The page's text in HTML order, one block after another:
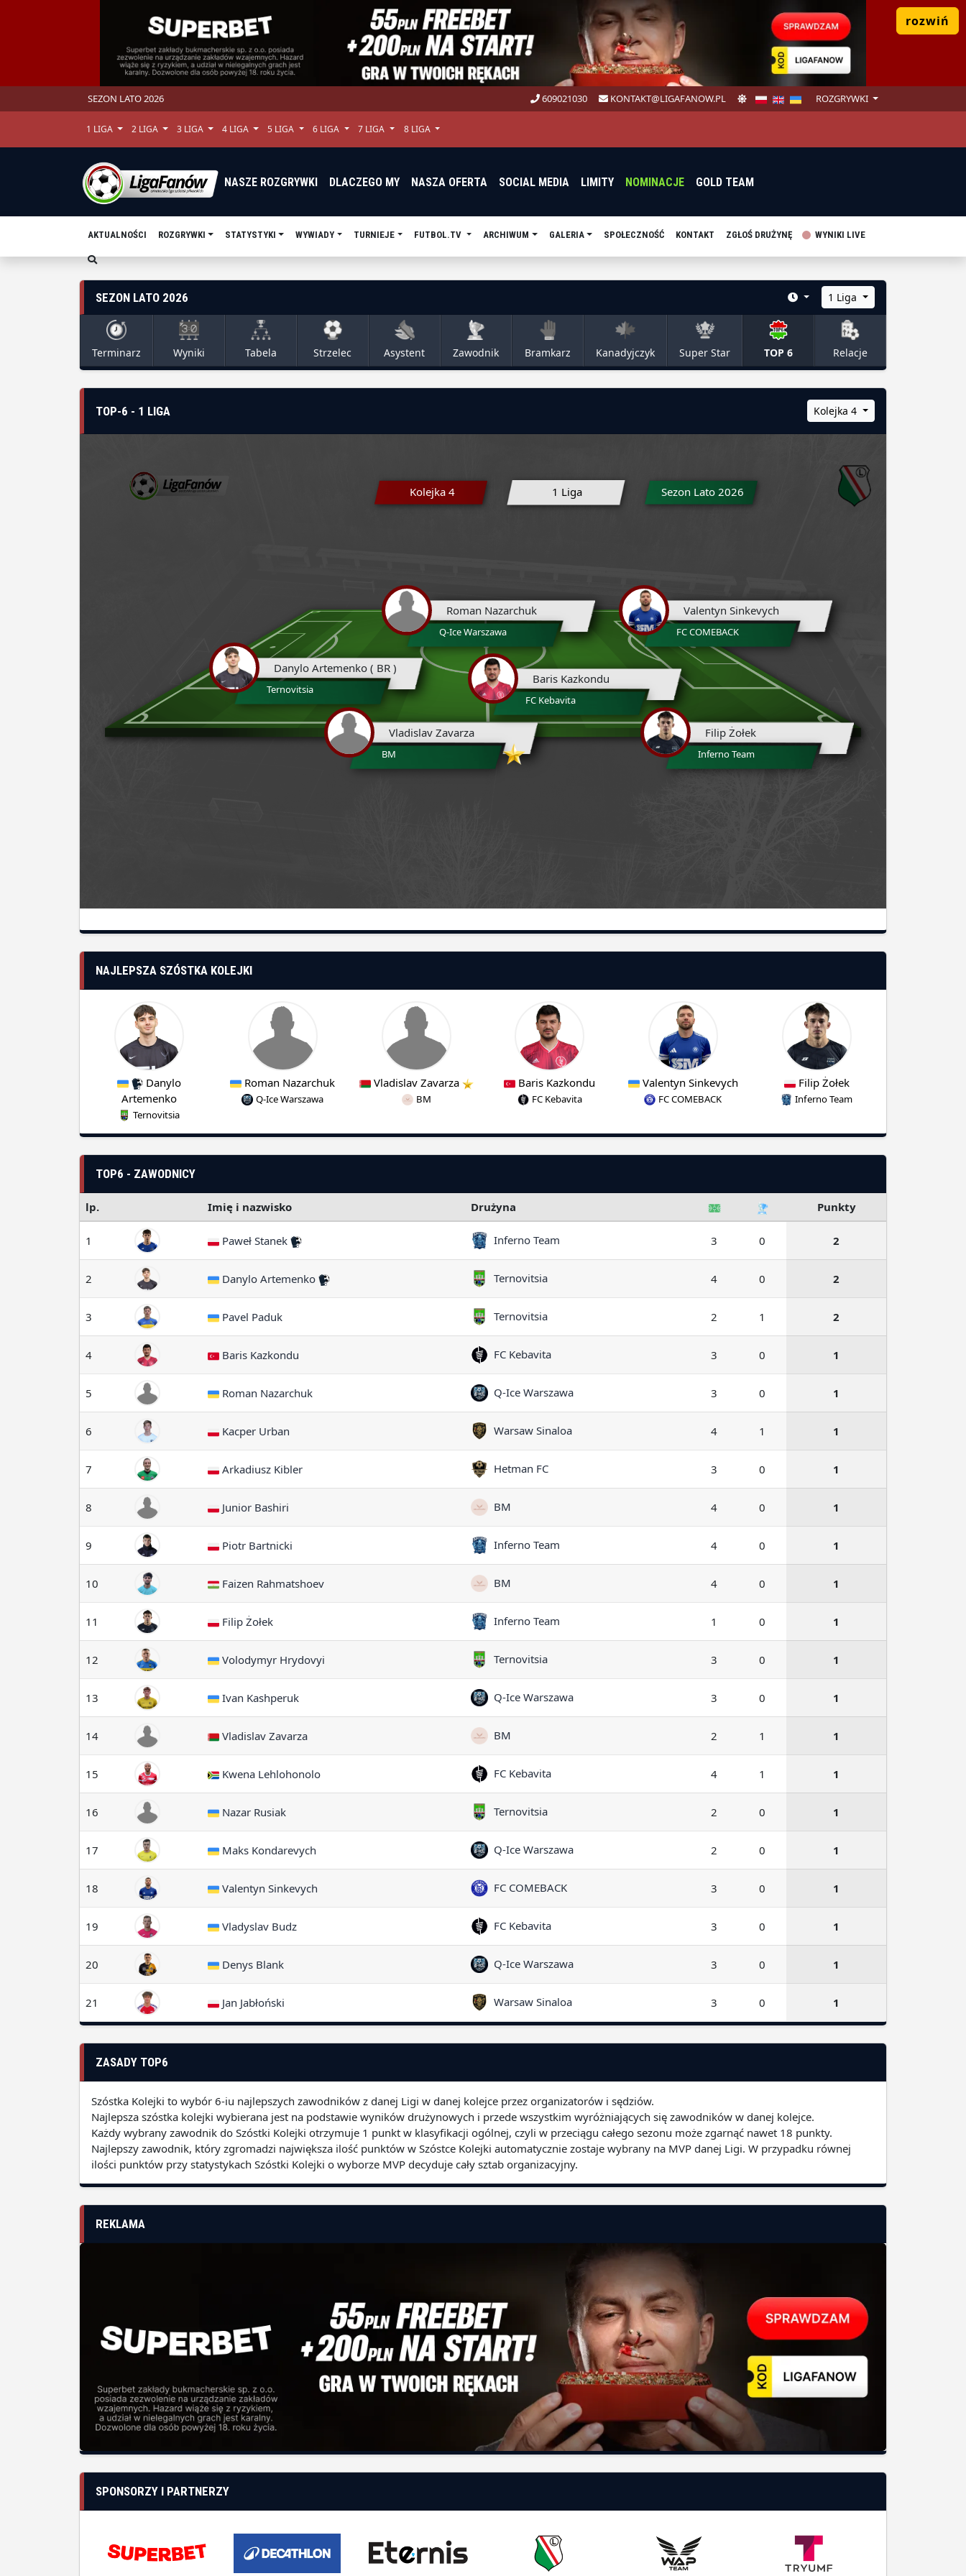
rozwiń
SEZON LATO 2026 609021030 KONTAKT@LIGAFANOW.PL ROZGRYWKI
1 LIGA 2 LIGA 3 LIGA 4 LIGA 5 LIGA 6 LIGA 7 LIGA 8 LIGA
NASZE ROZGRYWKI DLACZEGO MY NASZA OFERTA SOCIAL MEDIA LIMITY NOMINACJE GOLD TEAM
AKTUALNOŚCI ROZGRYWKI STATYSTYKI WYWIADY TURNIEJE FUTBOL.TV ARCHIWUM GALERIA SPOŁECZNOŚĆ KONTAKT ZGŁOŚ DRUŻYNĘ WYNIKI LIVE
SEZON LATO 2026 1 Liga
Terminarz Wyniki Tabela Strzelec Asystent Zawodnik Bramkarz Kanadyjczyk Super Star TOP 6 Relacje
TOP-6 - 1 LIGA Kolejka 4
Kolejka 4 1 Liga Sezon Lato 2026
Danylo Artemenko ( BR )
Ternovitsia
Roman Nazarchuk
Q-Ice Warszawa
Vladislav Zavarza
BM
Baris Kazkondu
FC Kebavita
Valentyn Sinkevych
FC COMEBACK
Filip Żołek
Inferno Team
NAJLEPSZA SZÓSTKA KOLEJKI
Danylo
Artemenko
Ternovitsia
Roman Nazarchuk
Q-Ice Warszawa
Vladislav Zavarza
BM
Baris Kazkondu
FC Kebavita
Valentyn Sinkevych
FC COMEBACK
Filip Żołek
Inferno Team
TOP6 - ZAWODNICY
lp. Imię i nazwisko Drużyna Punkty
1 Paweł Stanek Inferno Team 3 0 2
2 Danylo Artemenko Ternovitsia 4 0 2
3 Pavel Paduk Ternovitsia 2 1 2
4 Baris Kazkondu FC Kebavita 3 0 1
5 Roman Nazarchuk Q-Ice Warszawa 3 0 1
6 Kacper Urban Warsaw Sinaloa 4 1 1
7 Arkadiusz Kibler Hetman FC 3 0 1
8 Junior Bashiri BM 4 0 1
9 Piotr Bartnicki Inferno Team 4 0 1
10 Faizen Rahmatshoev BM 4 0 1
11 Filip Żołek Inferno Team 1 0 1
12 Volodymyr Hrydovyi Ternovitsia 3 0 1
13 Ivan Kashperuk Q-Ice Warszawa 3 0 1
14 Vladislav Zavarza BM 2 1 1
15 Kwena Lehlohonolo FC Kebavita 4 1 1
16 Nazar Rusiak Ternovitsia 2 0 1
17 Maks Kondarevych Q-Ice Warszawa 2 0 1
18 Valentyn Sinkevych FC COMEBACK 3 0 1
19 Vladyslav Budz FC Kebavita 3 0 1
20 Denys Blank Q-Ice Warszawa 3 0 1
21 Jan Jabłoński Warsaw Sinaloa 3 0 1
ZASADY TOP6
Szóstka Kolejki to wybór 6-iu najlepszych zawodników z danej Ligi w danej kolejce przez organizatorów i sędziów.
Najlepsza szóstka kolejki wybierana jest na podstawie wyników drużynowych i przede wszystkim wyróżniających się zawodników w danej kolejce.
Każdy wybrany zawodnik do Szóstki Kolejki otrzymuje 1 punkt w klasyfikacji ogólnej, czyli w przeciągu całego sezonu może zgarnąć nawet 18 punkty.
Najlepszy zawodnik, który zgromadzi największa ilość punktów w Szóstce Kolejki automatycznie zostaje wybrany na MVP danej Ligi. W przypadku równej
ilości punktów przy statystykach Szóstki Kolejki o wyborze MVP decyduje cały sztab organizacyjny.
REKLAMA